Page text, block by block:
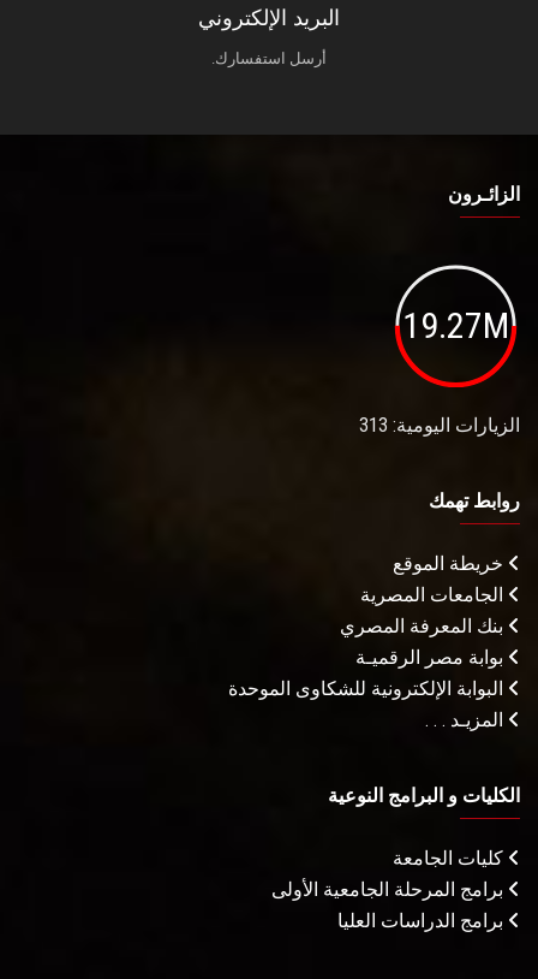
البريد الإلكتروني
أرسل استفسارك.
الزائـرون
19.27M
الزيارات اليومية: 313
روابط تهمك
خريطة الموقع
الجامعات المصرية
بنك المعرفة المصري
بوابة مصر الرقميـة
البوابة الإلكترونية للشكاوى الموحدة
المزيـد . . .
الكليات و البرامج النوعية
كليات الجامعة
برامج المرحلة الجامعية الأولى
برامج الدراسات العليا